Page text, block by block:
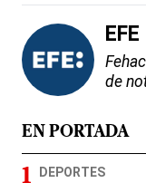
EFE
de
EN PORTADA
DEPORTES